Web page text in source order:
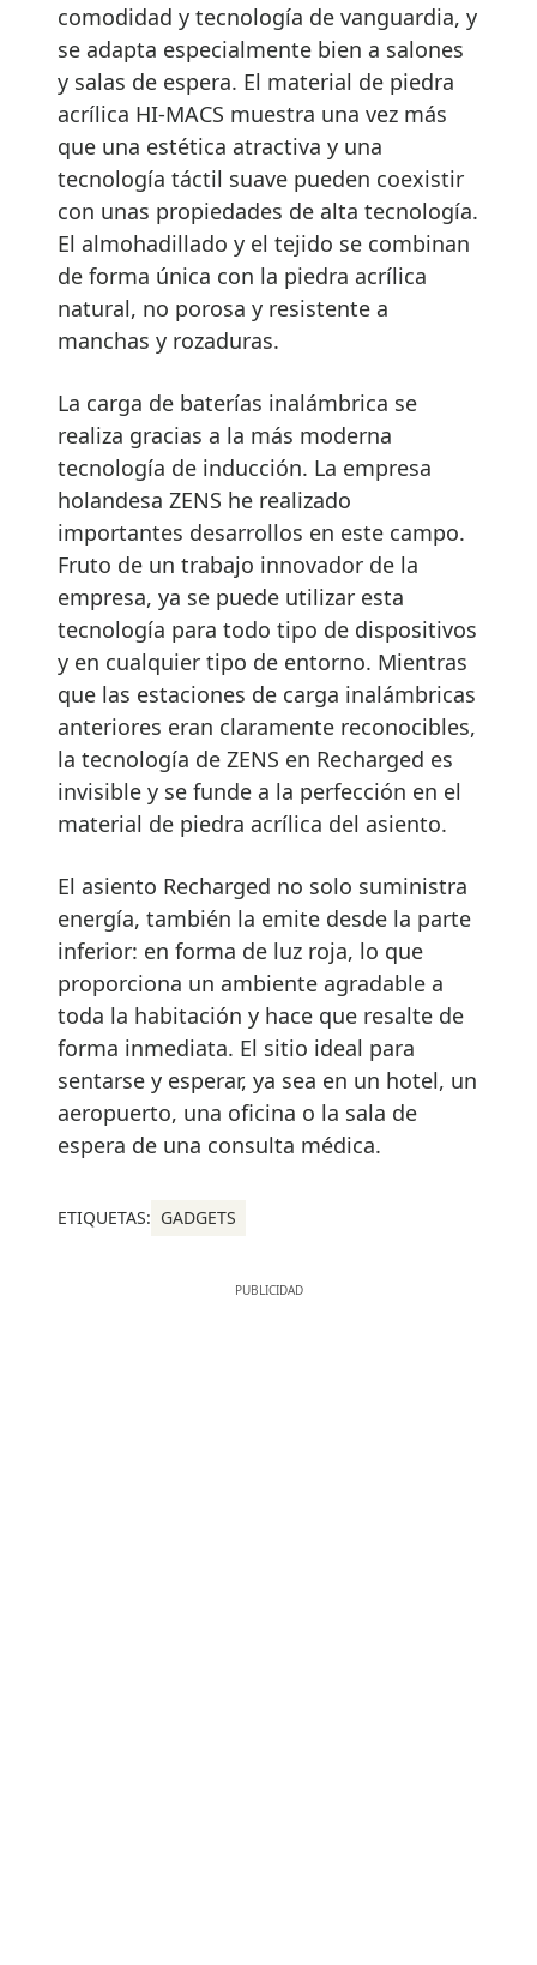
comodidad y tecnología de vanguardia, y
se adapta especialmente bien a salones
y salas de espera. El material de piedra
acrílica HI-MACS muestra una vez más
que una estética atractiva y una
tecnología táctil suave pueden coexistir
con unas propiedades de alta tecnología.
El almohadillado y el tejido se combinan
de forma única con la piedra acrílica
natural, no porosa y resistente a
manchas y rozaduras.
La carga de baterías inalámbrica se
realiza gracias a la más moderna
tecnología de inducción. La empresa
holandesa ZENS he realizado
importantes desarrollos en este campo.
Fruto de un trabajo innovador de la
empresa, ya se puede utilizar esta
tecnología para todo tipo de dispositivos
y en cualquier tipo de entorno. Mientras
que las estaciones de carga inalámbricas
anteriores eran claramente reconocibles,
la tecnología de ZENS en Recharged es
invisible y se funde a la perfección en el
material de piedra acrílica del asiento.
El asiento Recharged no solo suministra
energía, también la emite desde la parte
inferior: en forma de luz roja, lo que
proporciona un ambiente agradable a
toda la habitación y hace que resalte de
forma inmediata. El sitio ideal para
sentarse y esperar, ya sea en un hotel, un
aeropuerto, una oficina o la sala de
espera de una consulta médica.
ETIQUETAS: GADGETS